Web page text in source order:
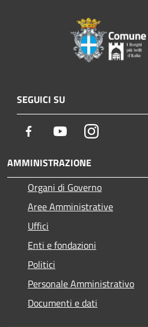
SEGUICI SU
Facebook YoutubeInstagram
AMMINISTRAZIONE
Organi di Governo
Aree Amministrative
Uffici
Enti e fondazioni
Politici
Personale Amministrativo
Documenti e dati